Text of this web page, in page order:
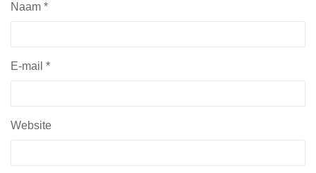
Naam *
E-mail *
Website